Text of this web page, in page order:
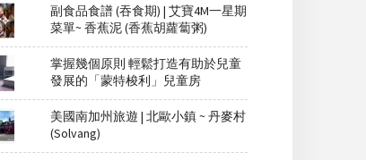
副食品食譜 (吞食期) | 艾寶4M一星期
菜單~ 香蕉泥 (香蕉胡蘿蔔粥)
掌握幾個原則 輕鬆打造有助於兒童
發展的「蒙特梭利」兒童房
美國南加州旅遊 | 北歐小鎮 ~ 丹麥村
(Solvang)